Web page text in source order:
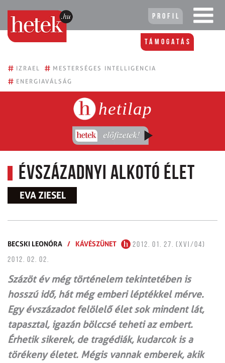
Profil
Támogatás
# IZRAEL # MESTERSÉGES INTELLIGENCIA
# ENERGIAVÁLSÁG
hetilap
Évszázadnyi alkotó élet
EVA ZIESEL
BECSKI LEONÓRA / KÁVÉSZÜNET
2012. 01. 27. (XVI/04)
2012. 02. 02.
Százöt év még történelem tekintetében is
hosszú idő, hát még emberi léptékkel mérve.
Egy évszázadot felölelő élet sok mindent lát,
tapasztal, igazán bölccsé teheti az embert.
Érhetik sikerek, de tragédiák, kudarcok is a
törékeny életet. Mégis vannak emberek, akik